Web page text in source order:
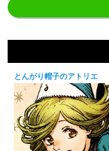
とんがり帽子のアトリエ